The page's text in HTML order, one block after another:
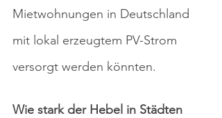
Mietwohnungen in Deutschland
mit lokal erzeugtem PV-Strom
versorgt werden könnten.
Wie stark der Hebel in Städten